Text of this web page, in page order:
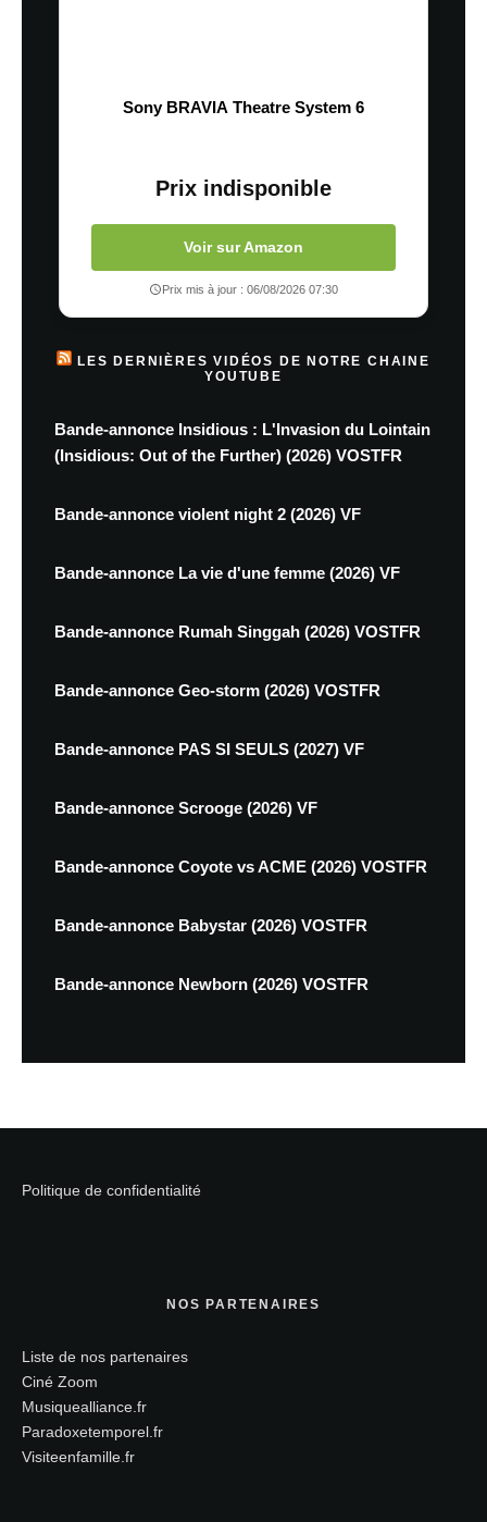
Sony BRAVIA Theatre System 6
Prix indisponible
Voir sur Amazon
Prix mis à jour : 06/08/2026 07:30
LES DERNIÈRES VIDÉOS DE NOTRE CHAINE
YOUTUBE
Bande-annonce Insidious : L'Invasion du Lointain
(Insidious: Out of the Further) (2026) VOSTFR
Bande-annonce violent night 2 (2026) VF
Bande-annonce La vie d'une femme (2026) VF
Bande-annonce Rumah Singgah (2026) VOSTFR
Bande-annonce Geo-storm (2026) VOSTFR
Bande-annonce PAS SI SEULS (2027) VF
Bande-annonce Scrooge (2026) VF
Bande-annonce Coyote vs ACME (2026) VOSTFR
Bande-annonce Babystar (2026) VOSTFR
Bande-annonce Newborn (2026) VOSTFR
Politique de confidentialité
NOS PARTENAIRES
Liste de nos partenaires
Ciné Zoom
Musiquealliance.fr
Paradoxetemporel.fr
Visiteenfamille.fr